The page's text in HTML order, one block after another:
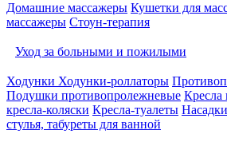
Домашние массажеры Кушетки для
массажеры Стоун-терапия
Уход за больными и пожилыми
Ходунки Ходунки-роллаторы
Подушки противопролежневые Кресла
кресла-коляски Кресла-туалеты
стулья, табуреты для ванной